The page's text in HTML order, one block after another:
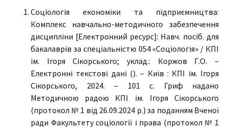
Соціологія економіки та підприємництва:
Комплекс навчально-методичного забезпечення
дисципліни [Електронний ресурс]: Навч. посіб. для
бакалаврів за спеціальністю 054 «Соціологія» / КПІ
ім. Ігоря Сікорського; уклад.: Коржов Г.О. –
Електронні текстові дані (). – Київ : КПІ ім. Ігоря
Сікорського, 2024. – 101 с. Гриф надано
Методичною радою КПІ ім. Ігоря Сікорського
(протокол № 1 від 26.09.2024 р.) за поданням Вченої
ради Факультету соціології і права (протокол № 1